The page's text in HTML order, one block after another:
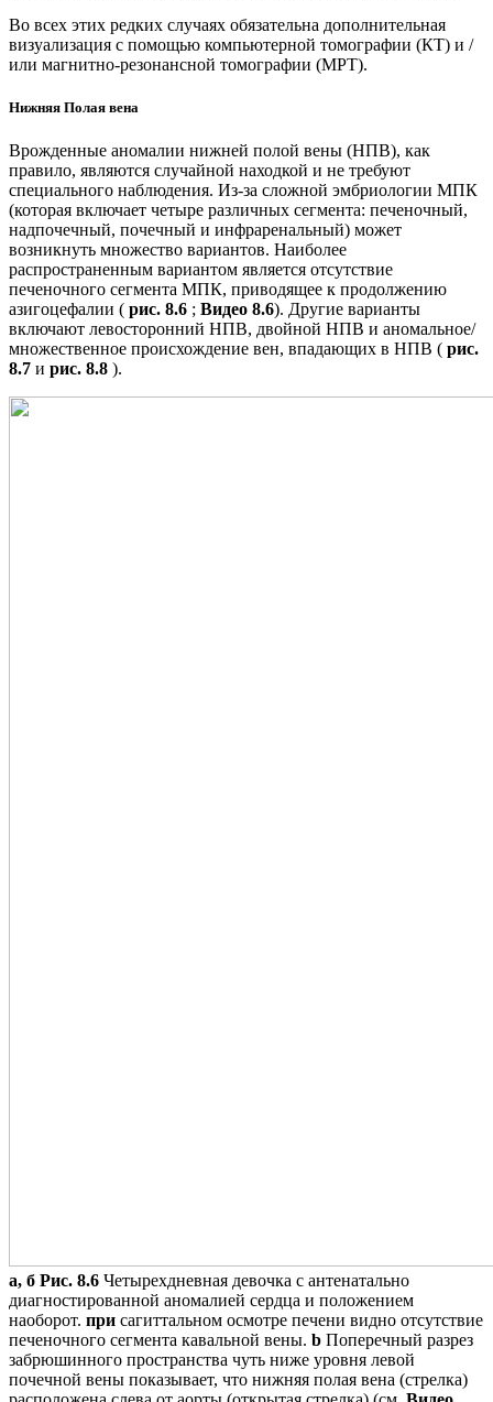
Во всех этих редких случаях обязательна дополнительная
визуализация с помощью компьютерной томографии (КТ) и /
или магнитно-резонансной томографии (МРТ).
Нижняя Полая вена
Врожденные аномалии нижней полой вены (НПВ), как
правило, являются случайной находкой и не требуют
специального наблюдения. Из-за сложной эмбриологии МПК
(которая включает четыре различных сегмента: печеночный,
надпочечный, почечный и инфраренальный) может
возникнуть множество вариантов. Наиболее
распространенным вариантом является отсутствие
печеночного сегмента МПК, приводящее к продолжению
азигоцефалии ( рис. 8.6 ; Видео 8.6). Другие варианты
включают левосторонний НПВ, двойной НПВ и аномальное/
множественное происхождение вен, впадающих в НПВ ( рис.
8.7 и рис. 8.8 ).
а, б Рис. 8.6 Четырехдневная девочка с антенатально
диагностированной аномалией сердца и положением
наоборот. при сагиттальном осмотре печени видно отсутствие
печеночного сегмента кавальной вены. b Поперечный разрез
забрюшинного пространства чуть ниже уровня левой
почечной вены показывает, что нижняя полая вена (стрелка)